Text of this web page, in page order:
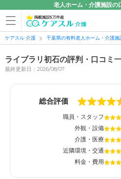
老人ホーム・介護施設の
掲載施設5万件超
ケアスル 介護 千葉県の有料老人ホーム・介護施
ライブラリ初石の評判・口コミ
最終更新日：2026/08/07
総合評価
職員・スタッフ
外観・設備
介護・医療
近隣環境・交通
料金・費用